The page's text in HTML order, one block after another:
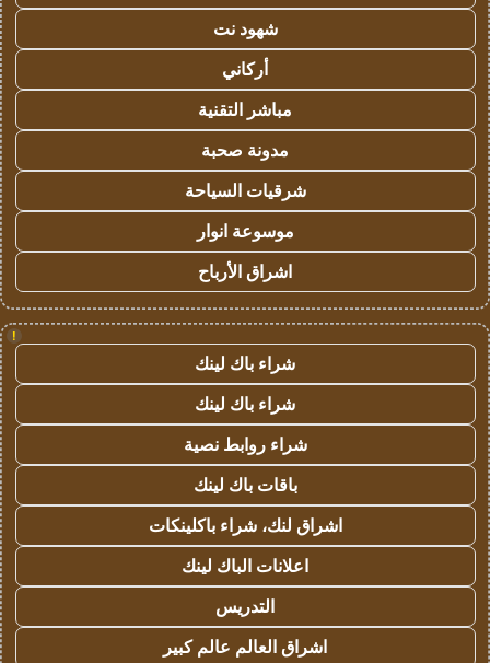
شهود نت
أركاني
مباشر التقنية
مدونة صحبة
شرقيات السياحة
موسوعة انوار
اشراق الأرباح
!
شراء باك لينك
شراء باك لينك
شراء روابط نصية
باقات باك لينك
اشراق لنك، شراء باكلينكات
اعلانات الباك لينك
التدريس
اشراق العالم عالم كبير